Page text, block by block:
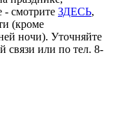
- смотрите ЗДЕСЬ,
(кроме
ночи). Уточняйте
связи или по тел. 8-